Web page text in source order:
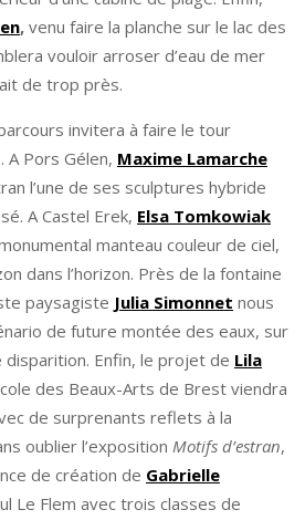
, venu faire la planche sur le lac des
vouloir arroser d’eau de mer
de trop près.
invitera à faire le tour
A Pors Gélen, Maxime Lamarche
l’une de ses sculptures hybride
A Castel Erek, Elsa Tomkowiak
manteau couleur de ciel,
dans l’horizon. Près de la fontaine
paysagiste Julia Simonnet nous
de future montée des eaux, sur
disparition. Enfin, le projet de Lila
des Beaux-Arts de Brest viendra
de surprenants reflets à la
oublier l’exposition Motifs d’estran,
de création de Gabrielle
Le Flem avec trois classes de